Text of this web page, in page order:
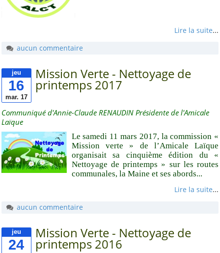
UFOLEP44
Liens utiles
CDOS 44
l'AGGLOH!
Comité Laïcité
République
Guide pratique de
l'association
Suivez-nous
Lire la suite...
aucun commentaire
jeu
16
mar. 17
Mission Verte - Nettoyage de
printemps 2017
Communiqué d'Annie-Claude RENAUDIN Présidente de l'Amicale
Laïque
Le samedi 11 mars 2017, la commission «
Mission verte » de l’Amicale Laïque
organisait sa cinquième édition du «
Nettoyage de printemps » sur les routes
communales, la Maine et ses abords...
Lire la suite...
aucun commentaire
jeu
24
Mission Verte - Nettoyage de
printemps 2016